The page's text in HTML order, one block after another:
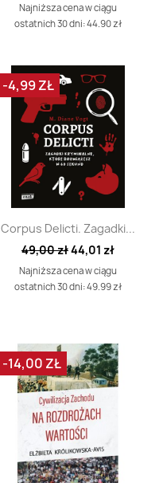
Najniższa cena w ciągu
ostatnich 30 dni: 44.90 zł
Szybki podgląd
Corpus Delicti. Zagadki...
49,00 zł44,01 zł
Najniższa cena w ciągu
ostatnich 30 dni: 49.99 zł
-4,99 ZŁ
-14,00 ZŁ